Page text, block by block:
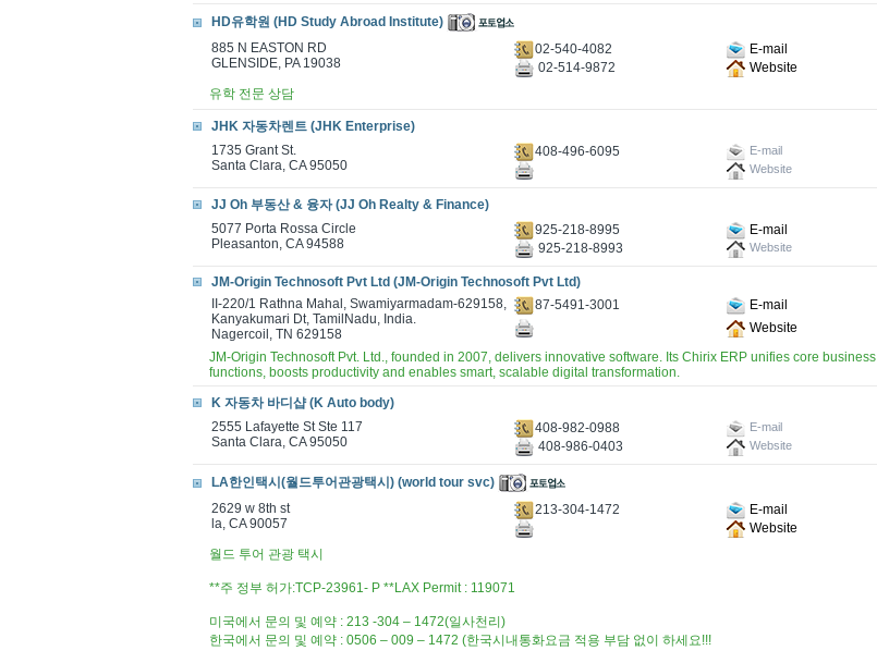
HD유학원 (HD Study Abroad Institute)
885 N EASTON RD
GLENSIDE, PA 19038
02-540-4082
E-mail
02-514-9872
Website
유학 전문 상담
JHK 자동차렌트 (JHK Enterprise)
1735 Grant St.
Santa Clara, CA 95050
408-496-6095
E-mail
Website
JJ Oh 부동산 & 융자 (JJ Oh Realty & Finance)
5077 Porta Rossa Circle
Pleasanton, CA 94588
925-218-8995
E-mail
925-218-8993
Website
JM-Origin Technosoft Pvt Ltd (JM-Origin Technosoft Pvt Ltd)
II-220/1 Rathna Mahal, Swamiyarmadam-629158,
Kanyakumari Dt, TamilNadu, India.
Nagercoil, TN 629158
87-5491-3001
E-mail
Website
JM-Origin Technosoft Pvt. Ltd., founded in 2007, delivers innovative software. Its Chirix ERP unifies core business
functions, boosts productivity and enables smart, scalable digital transformation.
K 자동차 바디샵 (K Auto body)
2555 Lafayette St Ste 117
Santa Clara, CA 95050
408-982-0988 E-mail
408-986-0403 Website
LA한인택시(월드투어관광택시) (world tour svc)
2629 w 8th st
la, CA 90057
213-304-1472
E-mail
Website
월드 투어 관광 택시
**주 정부 허가:TCP-23961- P **LAX Permit : 119071
미국에서 문의 및 예약 : 213 -304 – 1472(일사천리)
한국에서 문의 및 예약 : 0506 – 009 – 1472 (한국시내통화요금 적용 부담 없이 하세요!!!